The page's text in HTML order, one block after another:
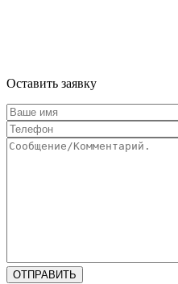
Оставить заявку
ОТПРАВИТЬ